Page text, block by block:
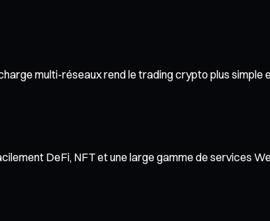
multi-réseaux rend le trading crypto plus simple
DeFi, NFT et une large gamme de services